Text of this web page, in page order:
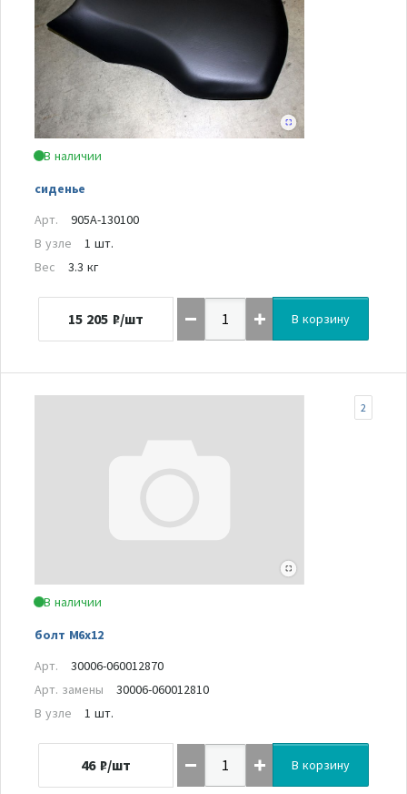
В наличии
сиденье
Арт.
905A-130100
В узле
1 шт.
Вес
3.3 кг
15 205 ₽/шт В корзину
В наличии
болт М6х12
2
Арт.
30006-060012870
Арт. замены
30006-060012810
В узле
1 шт.
46 ₽/шт В корзину